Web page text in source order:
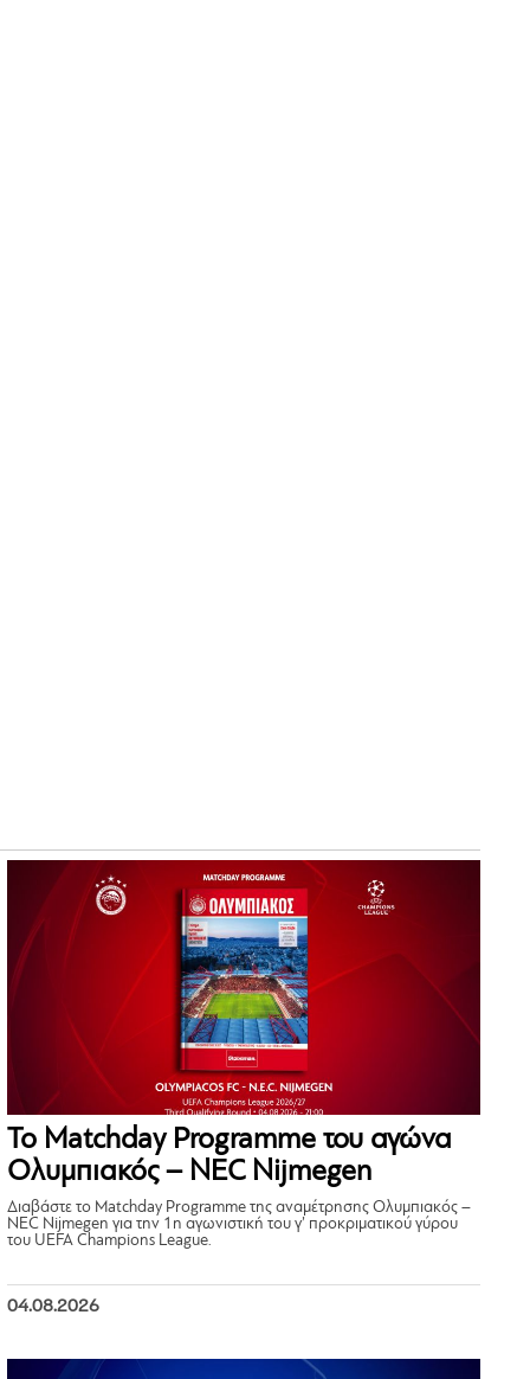
Το Matchday Programme του αγώνα
Ολυμπιακός – NEC Nijmegen
Διαβάστε το Matchday Programme της αναμέτρησης Ολυμπιακός –
NEC Nijmegen για την 1η αγωνιστική του γ’ προκριματικού γύρου
του UEFA Champions League.
04.08.2026